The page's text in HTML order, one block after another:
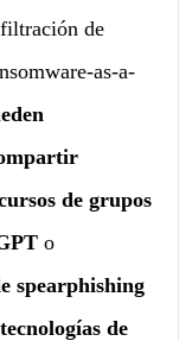
de
as-a-
de grupos
o
spearphishing
de